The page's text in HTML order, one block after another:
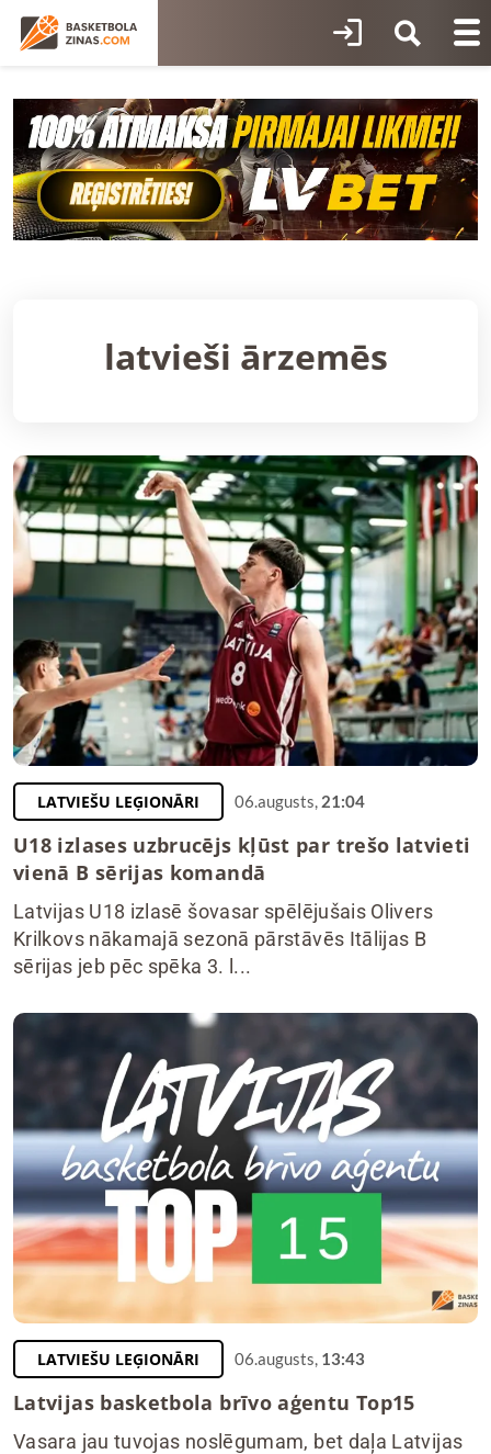
latvieši ārzemēs
LATVIEŠU LEĢIONĀRI 06.augusts, 21:04
U18 izlases uzbrucējs kļūst par trešo latvieti
vienā B sērijas komandā
Latvijas U18 izlasē šovasar spēlējušais Olivers
Krilkovs nākamajā sezonā pārstāvēs Itālijas B
sērijas jeb pēc spēka 3. l...
LATVIEŠU LEĢIONĀRI 06.augusts, 13:43
Latvijas basketbola brīvo aģentu Top15
Vasara jau tuvojas noslēgumam, bet daļa Latvijas